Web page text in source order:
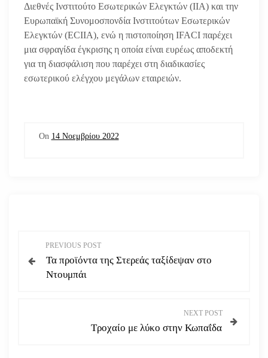
Διεθνές Ινστιτούτο Εσωτερικών Ελεγκτών (IIA) και την
Ευρωπαϊκή Συνομοσπονδία Ινστιτούτων Εσωτερικών
Ελεγκτών (ECIIA), ενώ η πιστοποίηση IFACI παρέχει
μια σφραγίδα έγκρισης η οποία είναι ευρέως αποδεκτή
για τη διασφάλιση που παρέχει στη διαδικασίες
εσωτερικού ελέγχου μεγάλων εταιρειών.
On 14 Νοεμβρίου 2022
λ
PREVIOUS POST
Τα προϊόντα της Στερεάς ταξίδεψαν στο
Ντουμπάι
NEXT POST
Τροχαίο με λύκο στην Κωπαΐδα